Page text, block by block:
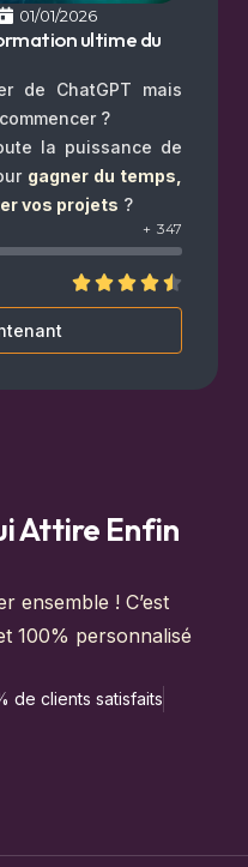
01/01/2026
ultime du
de ChatGPT mais
?
la puissance de
gagner du temps,
vos projets ?
+ 347
Attire Enfin
ensemble ! C’est
100% personnalisé
de clients satisfaits